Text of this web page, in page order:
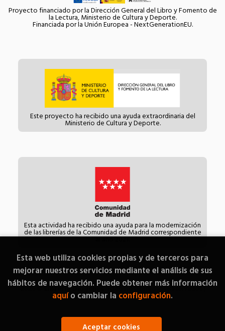
Proyecto financiado por la Dirección General del Libro y Fomento de
la Lectura, Ministerio de Cultura y Deporte.
Financiada por la Unión Europea - NextGenerationEU.
Este proyecto ha recibido una ayuda extraordinaria del
Ministerio de Cultura y Deporte.
Esta actividad ha recibido una ayuda para la modernización
de las librerías de la Comunidad de Madrid correspondiente
al año 2021.
2026 ©Librería Diógenes. Todos los Derechos Reservados |
Grupo Trevenque
Esta web utiliza cookies propias y de terceros para
mejorar nuestros servicios mediante el análisis de sus
hábitos de navegación. Puede obtener más información
aquío cambiar la configuración.
Aceptar cookies